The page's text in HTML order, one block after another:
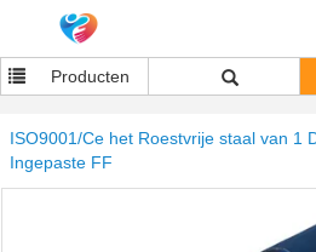
Producten
ISO9001/Ce het Roestvrije staal van 1
Ingepaste FF